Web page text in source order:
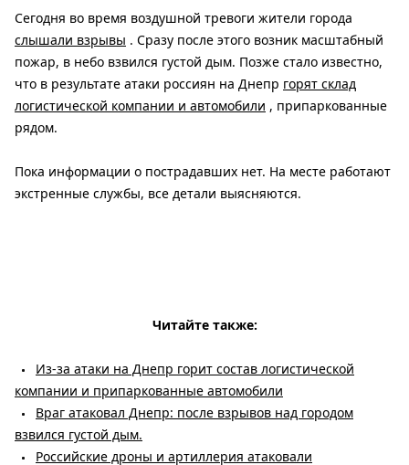
Сегодня во время воздушной тревоги жители города
слышали взрывы . Сразу после этого возник масштабный
пожар, в небо взвился густой дым. Позже стало известно,
что в результате атаки россиян на Днепр горят склад
логистической компании и автомобили , припаркованные
рядом.
Пока информации о пострадавших нет. На месте работают
экстренные службы, все детали выясняются.
Читайте также:
Из-за атаки на Днепр горит состав логистической
компании и припаркованные автомобили
Враг атаковал Днепр: после взрывов над городом
взвился густой дым.
Российские дроны и артиллерия атаковали